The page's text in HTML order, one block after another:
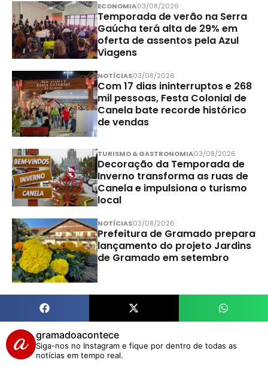
ECONOMIA03/08/2026
Temporada de verão na Serra
Gaúcha terá alta de 29% em
oferta de assentos pela Azul
Viagens
NOTÍCIAS03/08/2026
Com 17 dias ininterruptos e 268
mil pessoas, Festa Colonial de
Canela bate recorde histórico
de vendas
TURISMO & GASTRONOMIA03/08/2026
Decoração da Temporada de
Inverno transforma as ruas de
Canela e impulsiona o turismo
local
NOTÍCIAS03/08/2026
Prefeitura de Gramado prepara
lançamento do projeto Jardins
de Gramado em setembro
gramadoacontece
Siga-nos no Instagram e fique por dentro de todas as
notícias em tempo real.